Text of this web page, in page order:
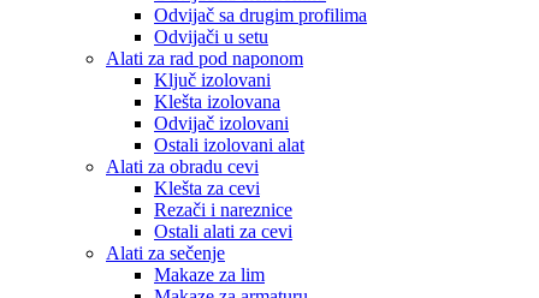
Odvijač sa drugim profilima
Odvijači u setu
Alati za rad pod naponom
Ključ izolovani
Klešta izolovana
Odvijač izolovani
Ostali izolovani alat
Alati za obradu cevi
Klešta za cevi
Rezači i nareznice
Ostali alati za cevi
Alati za sečenje
Makaze za lim